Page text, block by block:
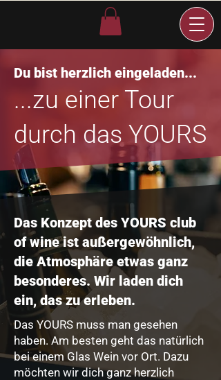
Du bist herzlich eingeladen...
...zu einer Tour
durch das YOURS
Das Konzept des YOURS club
of wine ist außergewöhnlich,
die Atmosphäre etwas ganz
besonderes. Wir laden dich
ein, das zu erleben.
Das YOURS muss man gesehen
haben. Am besten geht das natürlich
bei einem Glas Wein vor Ort. Dazu
möchten wir dich ganz herzlich